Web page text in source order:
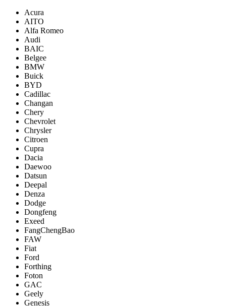
Acura
AITO
Alfa Romeo
Audi
BAIC
Belgee
BMW
Buick
BYD
Cadillac
Changan
Chery
Chevrolet
Chrysler
Citroen
Cupra
Dacia
Daewoo
Datsun
Deepal
Denza
Dodge
Dongfeng
Exeed
FangChengBao
FAW
Fiat
Ford
Forthing
Foton
GAC
Geely
Genesis